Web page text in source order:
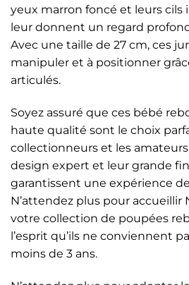
yeux marron foncé et leurs cils
leur donnent un regard
Avec une taille de 27 cm, ces
manipuler et à positionner
articulés.
Soyez assuré que ces bébé
haute qualité sont le choix
collectionneurs et les
design expert et leur grande
garantissent une expérience
N’attendez plus pour accueillir
votre collection de poupées
l’esprit qu’ils ne conviennent
moins de 3 ans.